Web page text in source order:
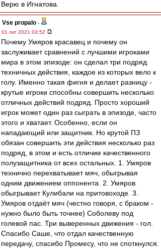
Верю в Игнатова.
Vse propalo -
01 окт 2021 03:52
Почему Умяров красавец и почему он
заслуживает сравнений с лучшими игроками
мира в этом эпизоде: он сделал три подряд
техничных действия, каждое из которых вело к
голу. Именно такая фигня и делает разницу -
крутые игроки способны совершить несколько
отличных действий подряд. Просто хороший
игрок может один раз сыграть в эпизоде, часто
этого и хватает. Особенно, если он
нападающий или защитник. Но крутой ПЗ
обязан совершить эти действия несколько раз
подряд, в этом и есть отличие качественного
полузащитника от всех остальных. 1. Умяров
технично перехватывает мяч, обыгрывая
одним движением оппонента. 2. Умяров
обыгрывает Кулибали на притовоходе. 3.
Умяров отдаёт мяч (честно говоря, с браком -
нужно было быть точнее) Соболеву под
голевой пас. Три выверенных движения - гол.
Спасибо Саше, что отдал качественную
передачу, спасибо Промесу, что не споткнулся.